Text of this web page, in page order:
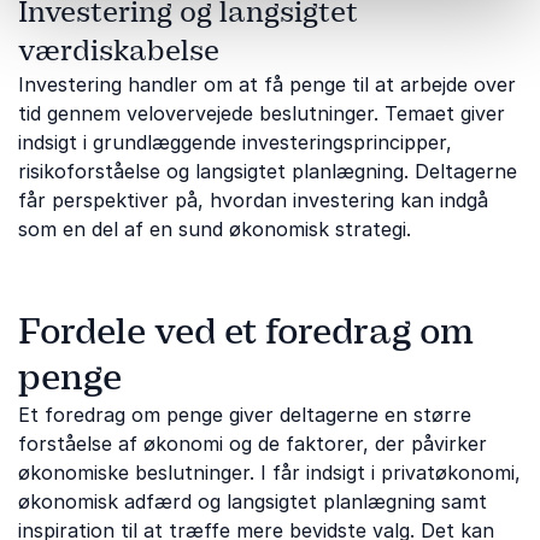
Investering og langsigtet
værdiskabelse
Investering handler om at få penge til at arbejde over
tid gennem velovervejede beslutninger. Temaet giver
indsigt i grundlæggende investeringsprincipper,
risikoforståelse og langsigtet planlægning. Deltagerne
får perspektiver på, hvordan investering kan indgå
som en del af en sund økonomisk strategi.
Fordele ved et foredrag om
penge
Et foredrag om penge giver deltagerne en større
forståelse af økonomi og de faktorer, der påvirker
økonomiske beslutninger. I får indsigt i privatøkonomi,
økonomisk adfærd og langsigtet planlægning samt
inspiration til at træffe mere bevidste valg. Det kan